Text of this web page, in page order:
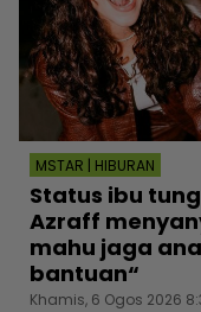
MSTAR | HIBURAN
Status ibu
Azraff
mahu jaga
bantuan“
Khamis, 6 Ogos 2026